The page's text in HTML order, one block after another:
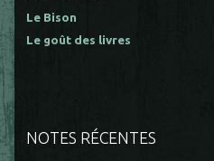
Le Bison
Le goût des livres
NOTES RÉCENTES